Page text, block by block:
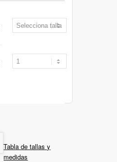
Tabla de tallas y
medidas